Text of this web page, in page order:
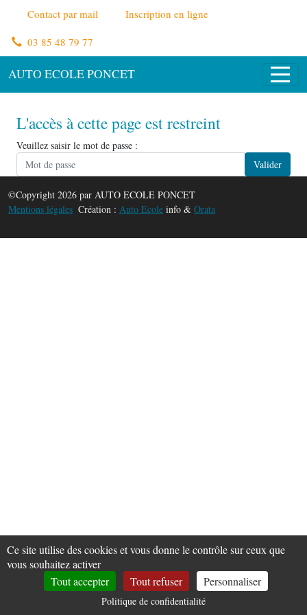
Ce site utilise des cookies et vous donne le contrôle sur ceux que
vous souhaitez activer
Tout accepter
Tout refuser Personnaliser
Politique de confidentialité
Contact par mail Inscription en ligne
03 85 48 79 77
AUTO ECOLE PONCET
L'accès à cette page est restreint
Veuillez saisir le mot de passe :
Valider
©Copyright 2026 par AUTO ECOLE PONCET
Mentions légales Création : Auto Ecole info & Orata